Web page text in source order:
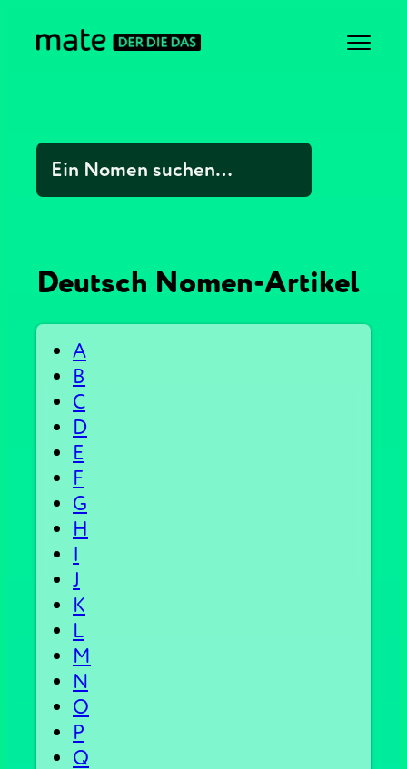
Deutsch Nomen-Artikel
A
B
C
D
E
F
G
H
I
J
K
L
M
N
O
P
Q